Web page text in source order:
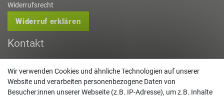
Widerrufsrecht
Widerruf erklären
Kontakt
0481 8565-0
Mo. - Do. 08:00 - 17:00 | Fr. 8:00 - 15:00
Wir verwenden Cookies und ähnliche Technologien auf unserer
Website und verarbeiten personenbezogene Daten von
Besucher:innen unserer Webseite (z.B. IP-Adresse), um z.B. Inhalte